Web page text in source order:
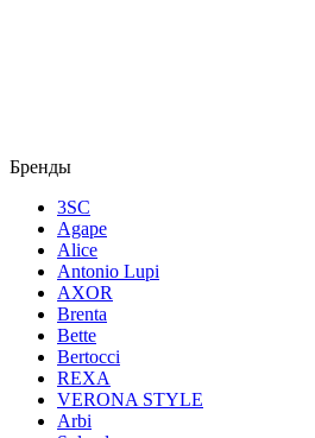
Бренды
3SC
Agape
Alice
Antonio Lupi
AXOR
Brenta
Bette
Bertocci
REXA
VERONA STYLE
Arbi